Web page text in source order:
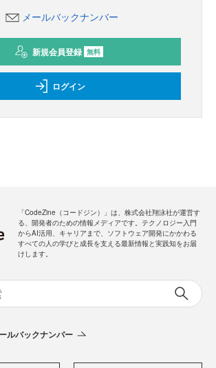
メールバックナンバー
新規会員登録 無料
ログイン
「CodeZine（コードジン）」は、株式会社翔泳社が運営す
る、開発者のための情報メディアです。テクノロジー入門
からAI活用、キャリアまで、ソフトウェア開発にかかわる
すべての人の学びと成長を支える最新情報と実践知をお届
けします。
ルバックナンバー